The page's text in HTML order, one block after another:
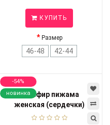
КУПИТЬ
Размер
46-48 42-44
-54%
новинка